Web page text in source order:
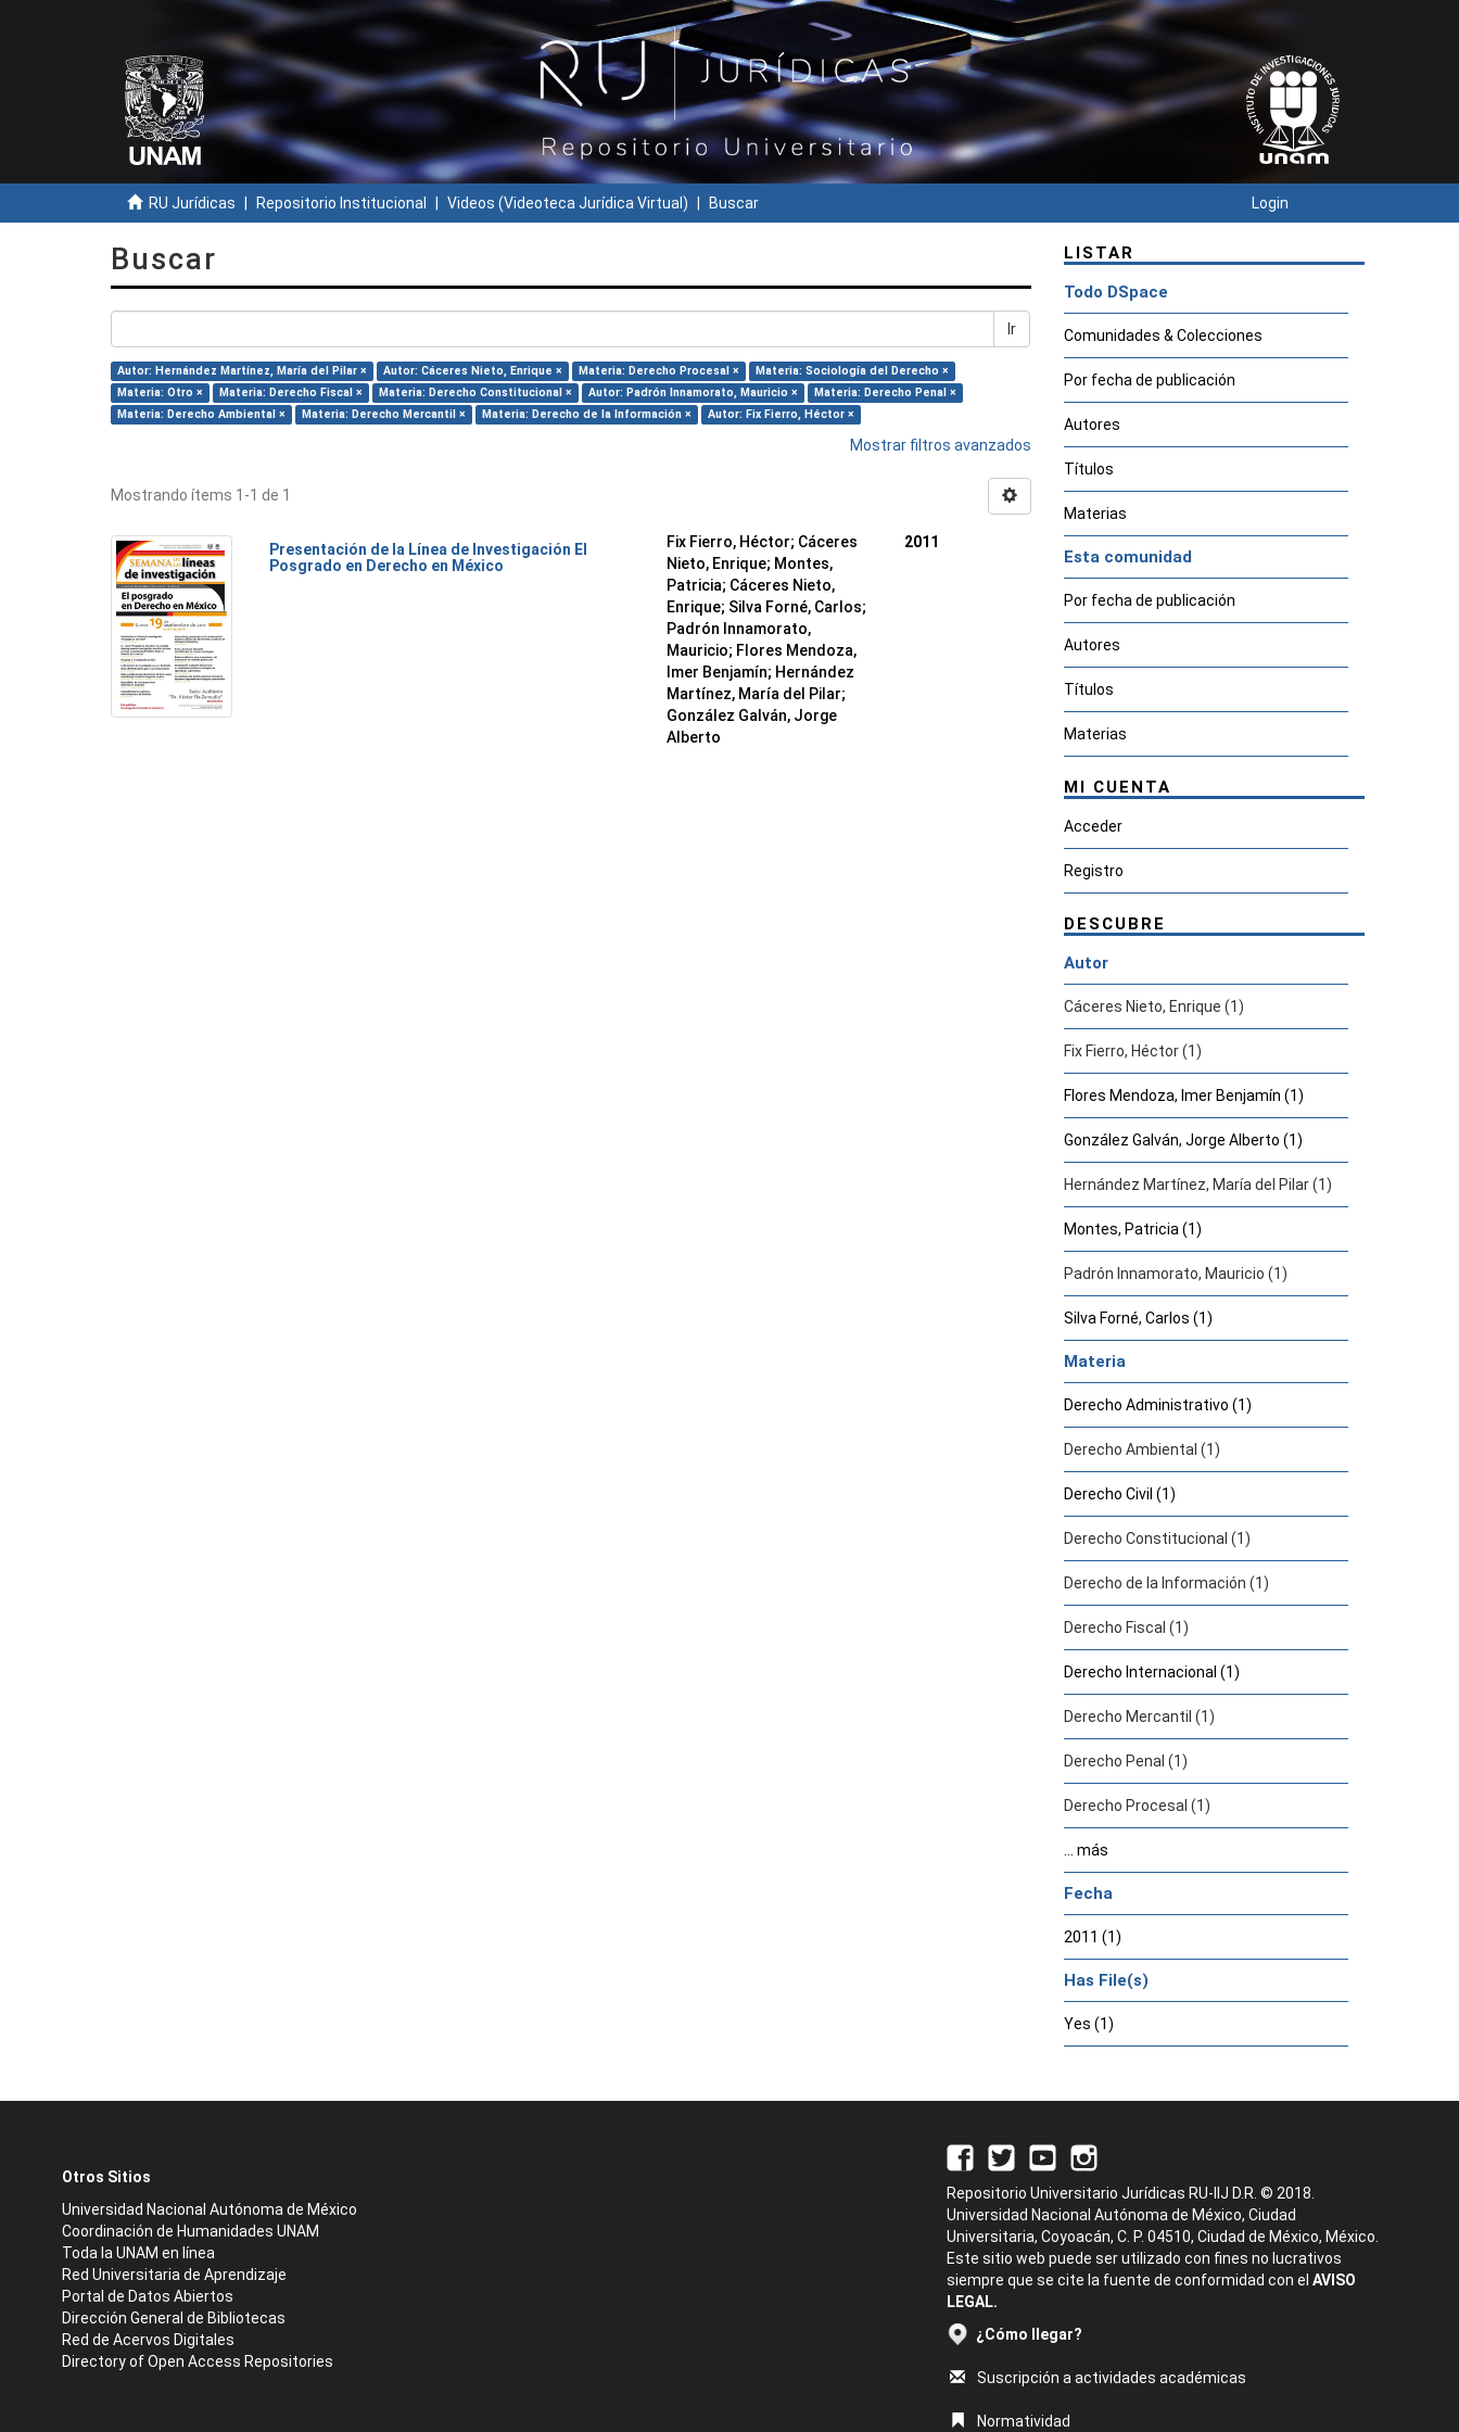
RU Jurídicas Repositorio Institucional Videos (Videoteca Jurídica Virtual) Buscar Login
Buscar
Ir
Autor: Hernández Martínez, María del Pilar × Autor: Cáceres Nieto, Enrique × Materia: Derecho Procesal ×
Materia: Sociología del Derecho ×
Materia: Otro ×
Materia: Derecho Fiscal × Materia: Derecho Constitucional × Autor: Padrón Innamorato, Mauricio ×
Materia: Derecho Penal ×
Materia: Derecho Ambiental ×
Materia: Derecho Mercantil × Materia: Derecho de la Información × Autor: Fix Fierro, Héctor ×
Mostrar filtros avanzados
Mostrando ítems 1-1 de 1
Presentación de la Línea de Investigación El
Posgrado en Derecho en México
Fix Fierro, Héctor; Cáceres
Nieto, Enrique; Montes,
Patricia; Cáceres Nieto,
Enrique; Silva Forné, Carlos;
Padrón Innamorato,
Mauricio; Flores Mendoza,
Imer Benjamín; Hernández
Martínez, María del Pilar;
González Galván, Jorge
Alberto
2011
LISTAR
Todo DSpace
Comunidades & Colecciones
Por fecha de publicación
Autores
Títulos
Materias
Esta comunidad
Por fecha de publicación
Autores
Títulos
Materias
MI CUENTA
Acceder
Registro
DESCUBRE
Autor
Cáceres Nieto, Enrique (1)
Fix Fierro, Héctor (1)
Flores Mendoza, Imer Benjamín (1)
González Galván, Jorge Alberto (1)
Hernández Martínez, María del Pilar (1)
Montes, Patricia (1)
Padrón Innamorato, Mauricio (1)
Silva Forné, Carlos (1)
Materia
Derecho Administrativo (1)
Derecho Ambiental (1)
Derecho Civil (1)
Derecho Constitucional (1)
Derecho de la Información (1)
Derecho Fiscal (1)
Derecho Internacional (1)
Derecho Mercantil (1)
Derecho Penal (1)
Derecho Procesal (1)
... más
Fecha
2011 (1)
Has File(s)
Yes (1)
Otros Sitios
Universidad Nacional Autónoma de México
Coordinación de Humanidades UNAM
Toda la UNAM en línea
Red Universitaria de Aprendizaje
Portal de Datos Abiertos
Dirección General de Bibliotecas
Red de Acervos Digitales
Directory of Open Access Repositories
Repositorio Universitario Jurídicas RU-IIJ D.R. © 2018.
Universidad Nacional Autónoma de México, Ciudad
Universitaria, Coyoacán, C. P. 04510, Ciudad de México, México.
Este sitio web puede ser utilizado con fines no lucrativos
siempre que se cite la fuente de conformidad con el AVISO
LEGAL.
¿Cómo llegar?
Suscripción a actividades académicas
Normatividad